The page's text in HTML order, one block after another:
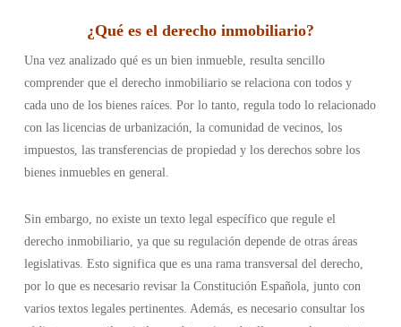
¿Qué es el derecho inmobiliario?
Una vez analizado qué es un bien inmueble, resulta sencillo
comprender que el derecho inmobiliario se relaciona con todos y
cada uno de los bienes raíces. Por lo tanto, regula todo lo relacionado
con las licencias de urbanización, la comunidad de vecinos, los
impuestos, las transferencias de propiedad y los derechos sobre los
bienes inmuebles en general.
Sin embargo, no existe un texto legal específico que regule el
derecho inmobiliario, ya que su regulación depende de otras áreas
legislativas. Esto significa que es una rama transversal del derecho,
por lo que es necesario revisar la Constitución Española, junto con
varios textos legales pertinentes. Además, es necesario consultar los